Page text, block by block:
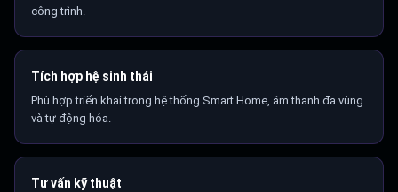
công trình.
Tích hợp hệ sinh thái
Phù hợp triển khai trong hệ thống Smart Home, âm thanh đa vùng
và tự động hóa.
Tư vấn kỹ thuật